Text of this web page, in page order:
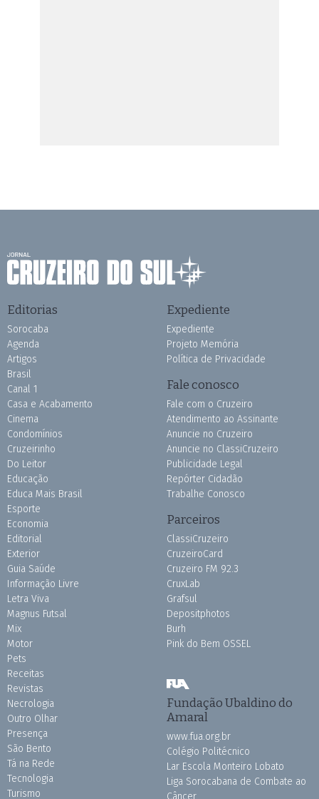
Editorias
Sorocaba
Agenda
Artigos
Brasil
Canal 1
Casa e Acabamento
Cinema
Condomínios
Cruzeirinho
Do Leitor
Educação
Educa Mais Brasil
Esporte
Economia
Editorial
Exterior
Guia Saúde
Informação Livre
Letra Viva
Magnus Futsal
Mix
Motor
Pets
Receitas
Revistas
Necrologia
Outro Olhar
Presença
São Bento
Tá na Rede
Tecnologia
Turismo
Expediente
Expediente
Projeto Memória
Política de Privacidade
Fale conosco
Fale com o Cruzeiro
Atendimento ao Assinante
Anuncie no Cruzeiro
Anuncie no ClassiCruzeiro
Publicidade Legal
Repórter Cidadão
Trabalhe Conosco
Parceiros
ClassiCruzeiro
CruzeiroCard
Cruzeiro FM 92.3
CruxLab
Grafsul
Depositphotos
Burh
Pink do Bem OSSEL
Fundação Ubaldino do
Amaral
www.fua.org.br
Colégio Politécnico
Lar Escola Monteiro Lobato
Liga Sorocabana de Combate ao
Câncer